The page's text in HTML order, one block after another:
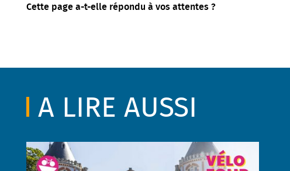
Cette page a-t-elle répondu à vos attentes ?
A LIRE AUSSI